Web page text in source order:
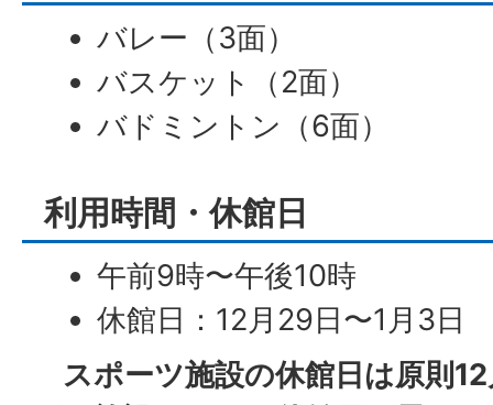
バレー（3面）
バスケット（2面）
バドミントン（6面）
利用時間・休館日
午前9時〜午後10時
休館日：12月29日〜1月3日
スポーツ施設の休館日は原則